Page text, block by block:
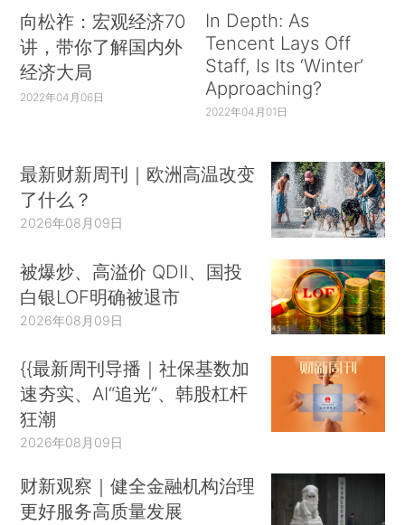
向松祚：宏观经济70
讲，带你了解国内外
经济大局
2022年04月06日
In Depth: As
Tencent Lays Off
Staff, Is Its ‘Winter’
Approaching?
2022年04月01日
最新财新周刊｜欧洲高温改变
了什么？
2026年08月09日
被爆炒、高溢价 QDII、国投
白银LOF明确被退市
2026年08月09日
{{最新周刊导播｜社保基数加
速夯实、AI“追光”、韩股杠杆
狂潮
2026年08月09日
财新观察｜健全金融机构治理
更好服务高质量发展